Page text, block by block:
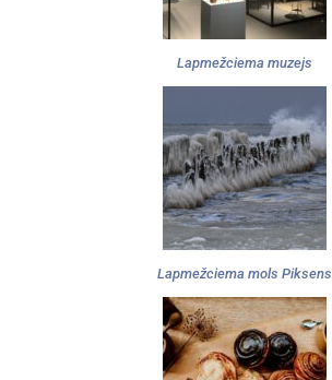
Lapmežciema muzejs
Lapmežciema mols Piksens